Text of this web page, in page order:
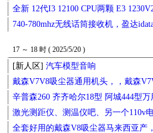
全新 12代I3 12100 CPU两颗 E3
740-780mhz无线话筒接收机，盈达
17 ～ 18 时 ( 2025/5/20 )
[新人区] 汽车模型音响
戴森V7V8吸尘器通用机头，，戴森
辛普森260 齐齐哈尔18型 阿城444型
激光测距仪、测温仪吧、另一个110v
全套好用的戴森V8吸尘器马来西亚